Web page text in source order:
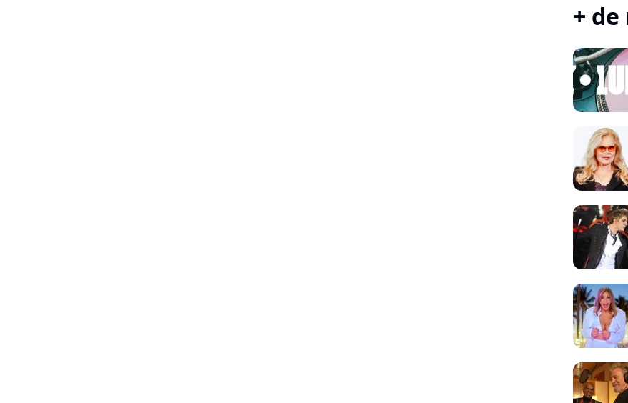
+ de